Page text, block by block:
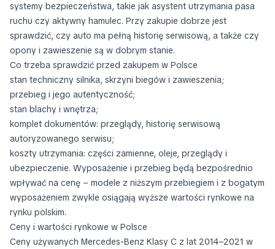
systemy bezpieczeństwa, takie jak asystent utrzymania pasa
ruchu czy aktywny hamulec. Przy zakupie dobrze jest
sprawdzić, czy auto ma pełną historię serwisową, a także czy
opony i zawieszenie są w dobrym stanie.
Co trzeba sprawdzić przed zakupem w Polsce
stan techniczny silnika, skrzyni biegów i zawieszenia;
przebieg i jego autentyczność;
stan blachy i wnętrza;
komplet dokumentów: przeglądy, historię serwisową
autoryzowanego serwisu;
koszty utrzymania: części zamienne, oleje, przeglądy i
ubezpieczenie. Wyposażenie i przebieg będą bezpośrednio
wpływać na cenę – modele z niższym przebiegiem i z bogatym
wyposażeniem zwykle osiągają wyższe wartości rynkowe na
rynku polskim.
Ceny i wartości rynkowe w Polsce
Ceny używanych Mercedes-Benz Klasy C z lat 2014–2021 w